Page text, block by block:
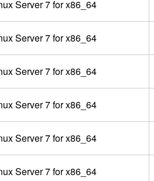
Server 7 for x86_64
Server 7 for x86_64
Server 7 for x86_64
Server 7 for x86_64
Server 7 for x86_64
Server 7 for x86_64